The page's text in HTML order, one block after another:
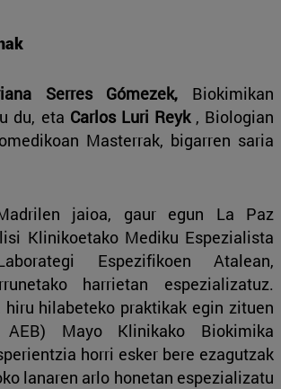
Serres Gómezek, Biokimikan
du, eta Carlos Luri Reyk, Biologian
Masterrak, bigarren saria
jaioa, gaur egun La Paz
Klinikoetako Mediku Espezialista
Espezifikoen Atalean,
harrietan espezializatuz.
hilabeteko praktikak egin zituen
AEB) Mayo Klinikako Biokimika
horri esker bere ezagutzak
lanaren arlo honetan espezializatu